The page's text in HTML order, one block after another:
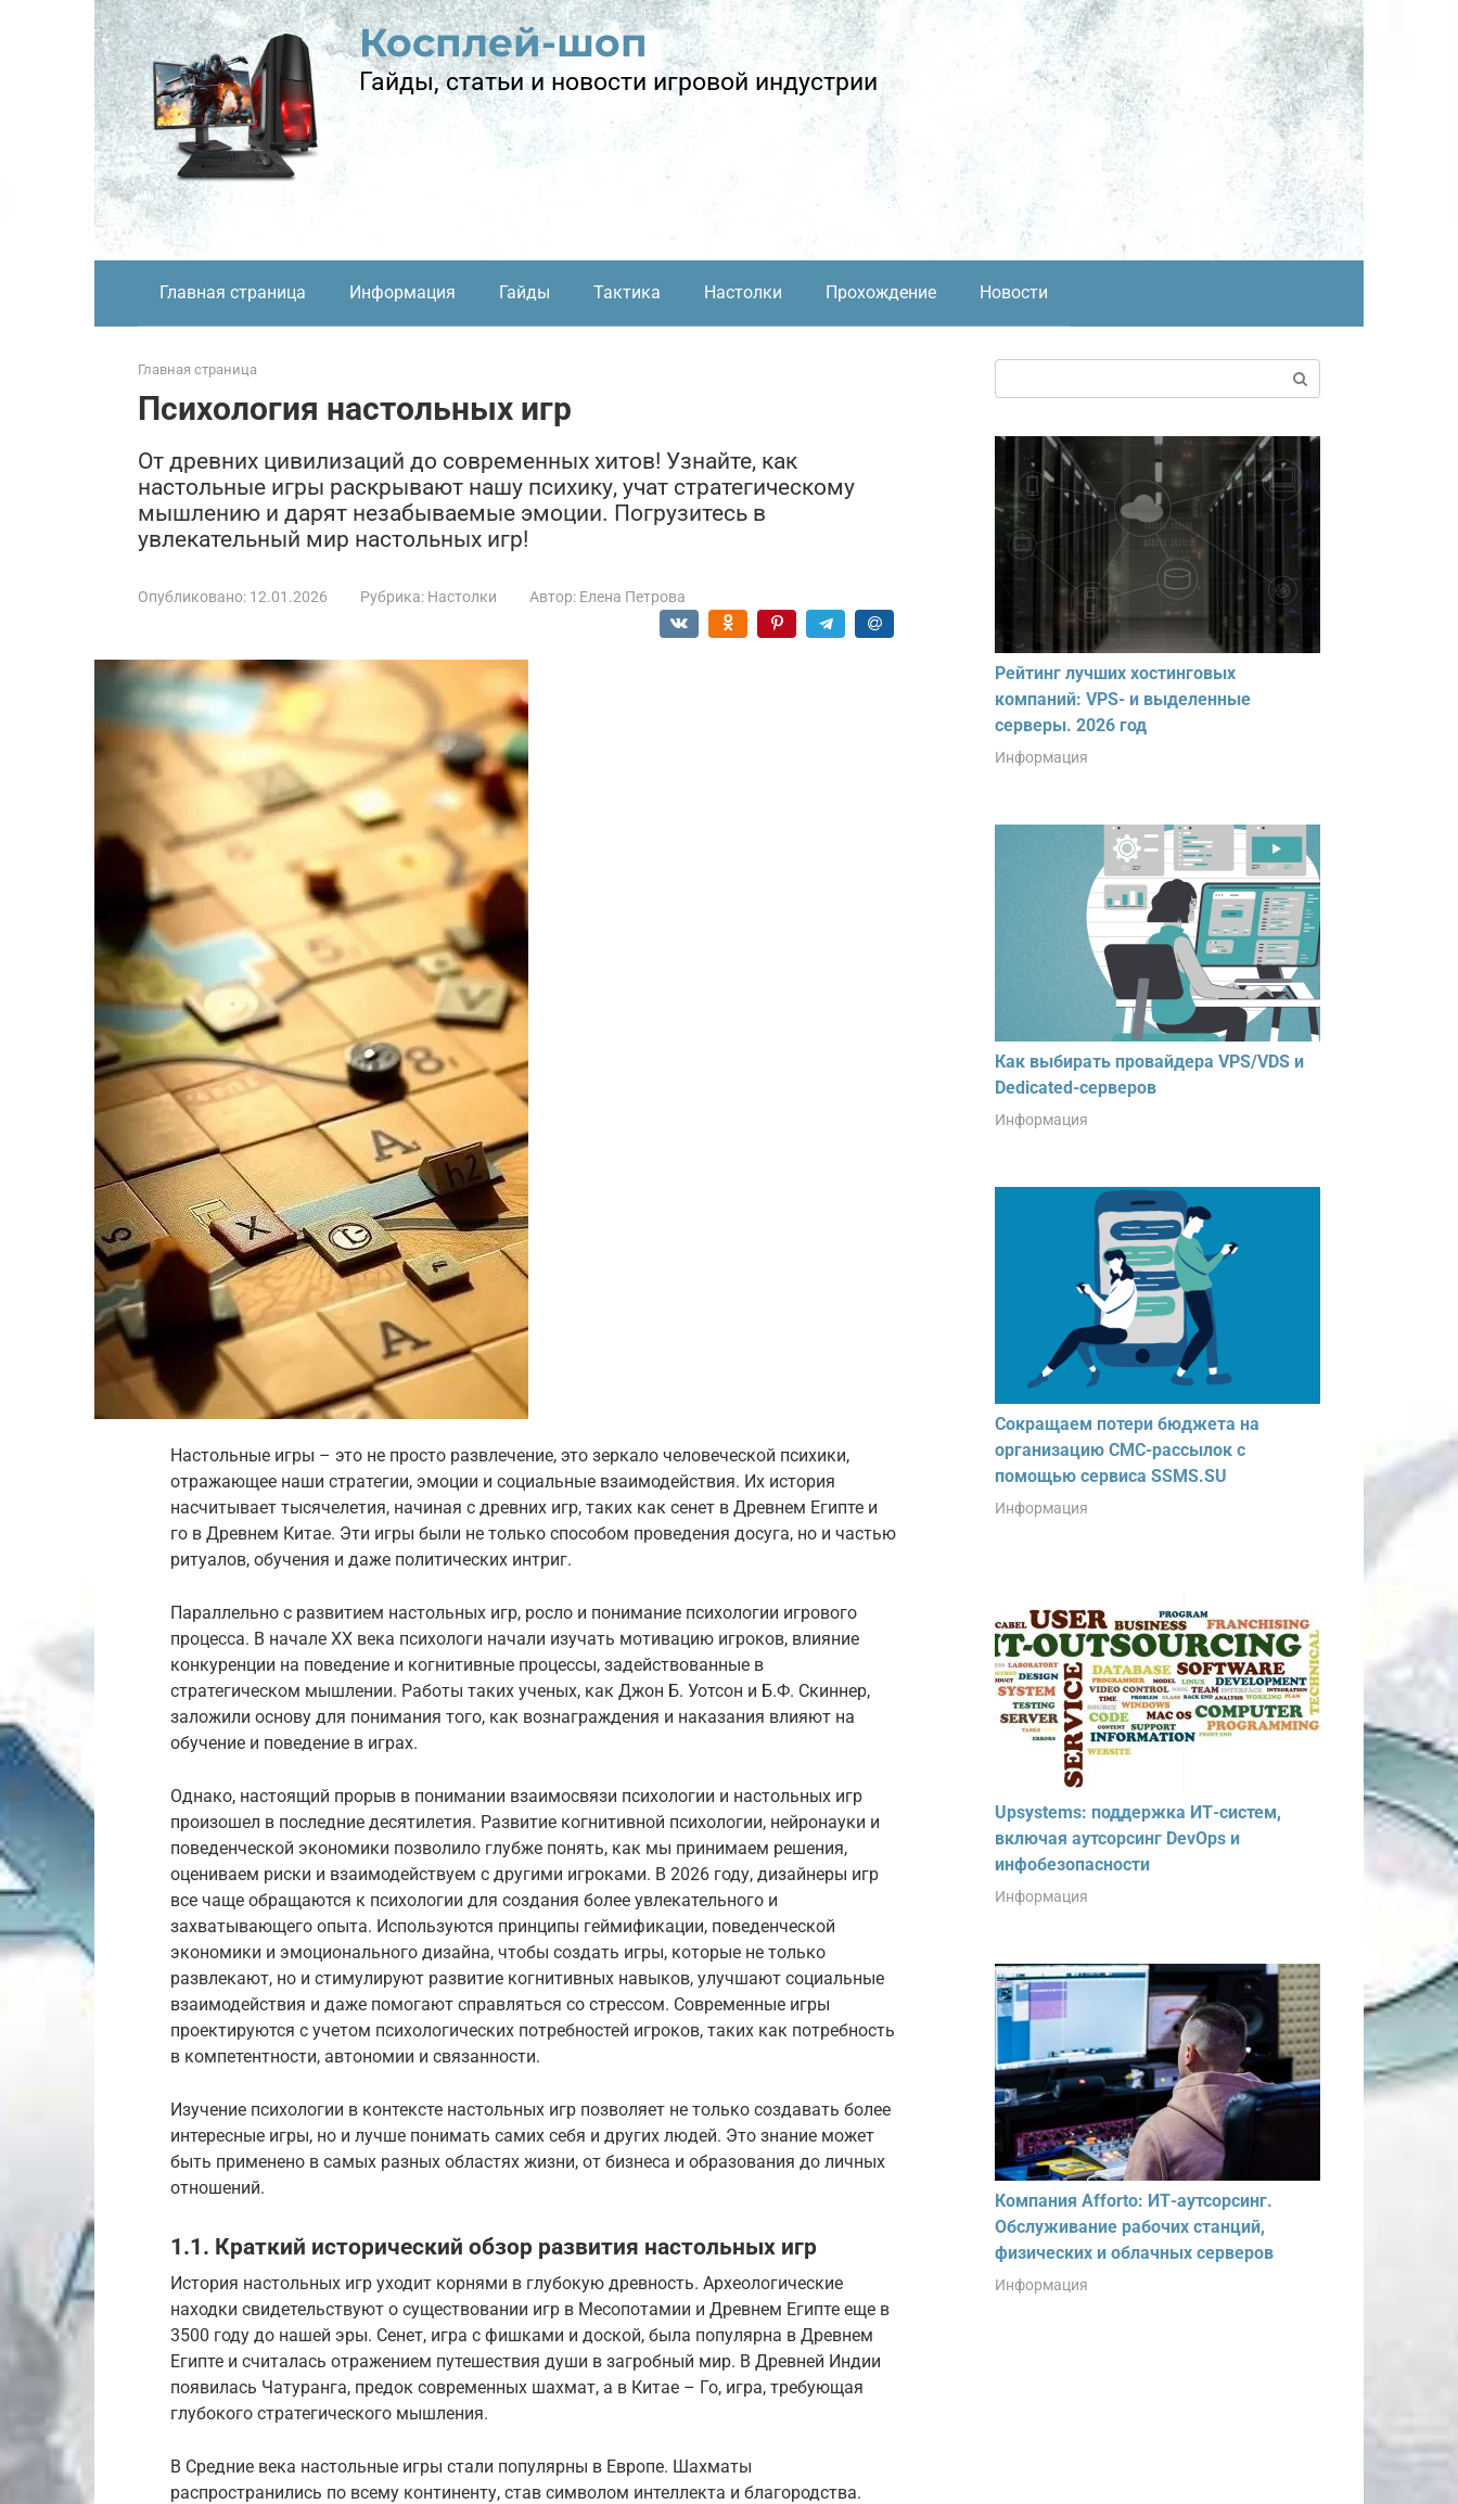
Косплей-шоп
Гайды, статьи и новости игровой индустрии
Главная страница Информация Гайды Тактика Настолки Прохождение Новости
Главная страница
Психология настольных игр
От древних цивилизаций до современных хитов! Узнайте, как
настольные игры раскрывают нашу психику, учат стратегическому
мышлению и дарят незабываемые эмоции. Погрузитесь в
увлекательный мир настольных игр!
Опубликовано: 12.01.2026 Рубрика: Настолки Автор: Елена Петрова
Настольные игры – это не просто развлечение, это зеркало человеческой психики,
отражающее наши стратегии, эмоции и социальные взаимодействия. Их история
насчитывает тысячелетия, начиная с древних игр, таких как сенет в Древнем Египте и
го в Древнем Китае. Эти игры были не только способом проведения досуга, но и частью
ритуалов, обучения и даже политических интриг.
Параллельно с развитием настольных игр, росло и понимание психологии игрового
процесса. В начале XX века психологи начали изучать мотивацию игроков, влияние
конкуренции на поведение и когнитивные процессы, задействованные в
стратегическом мышлении. Работы таких ученых, как Джон Б. Уотсон и Б.Ф. Скиннер,
заложили основу для понимания того, как вознаграждения и наказания влияют на
обучение и поведение в играх.
Однако, настоящий прорыв в понимании взаимосвязи психологии и настольных игр
произошел в последние десятилетия. Развитие когнитивной психологии, нейронауки и
поведенческой экономики позволило глубже понять, как мы принимаем решения,
оцениваем риски и взаимодействуем с другими игроками. В 2026 году, дизайнеры игр
все чаще обращаются к психологии для создания более увлекательного и
захватывающего опыта. Используются принципы геймификации, поведенческой
экономики и эмоционального дизайна, чтобы создать игры, которые не только
развлекают, но и стимулируют развитие когнитивных навыков, улучшают социальные
взаимодействия и даже помогают справляться со стрессом. Современные игры
проектируются с учетом психологических потребностей игроков, таких как потребность
в компетентности, автономии и связанности.
Изучение психологии в контексте настольных игр позволяет не только создавать более
интересные игры, но и лучше понимать самих себя и других людей. Это знание может
быть применено в самых разных областях жизни, от бизнеса и образования до личных
отношений.
1.1. Краткий исторический обзор развития настольных игр
История настольных игр уходит корнями в глубокую древность. Археологические
находки свидетельствуют о существовании игр в Месопотамии и Древнем Египте еще в
3500 году до нашей эры. Сенет, игра с фишками и доской, была популярна в Древнем
Египте и считалась отражением путешествия души в загробный мир. В Древней Индии
появилась Чатуранга, предок современных шахмат, а в Китае – Го, игра, требующая
глубокого стратегического мышления.
В Средние века настольные игры стали популярны в Европе. Шахматы
распространились по всему континенту, став символом интеллекта и благородства.
Рейтинг лучших хостинговых
компаний: VPS- и выделенные
серверы. 2026 год
Информация
Как выбирать провайдера VPS/VDS и
Dedicated-серверов
Информация
Сокращаем потери бюджета на
организацию СМС-рассылок с
помощью сервиса SSMS.SU
Информация
Upsystems: поддержка ИТ-систем,
включая аутсорсинг DevOps и
инфобезопасности
Информация
Компания Afforto: ИТ-аутсорсинг.
Обслуживание рабочих станций,
физических и облачных серверов
Информация